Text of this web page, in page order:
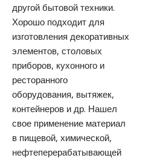
другой бытовой техники.
Хорошо подходит для
изготовления декоративных
элементов, столовых
приборов, кухонного и
ресторанного
оборудования, вытяжек,
контейнеров и др. Нашел
свое применение материал
в пищевой, химической,
нефтеперерабатывающей